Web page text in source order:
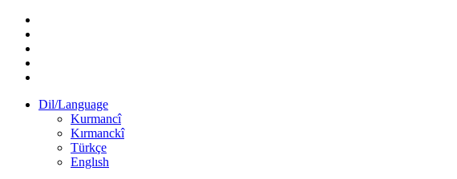
Dil/Language
Kurmancî
Kırmanckî
Türkçe
Englısh